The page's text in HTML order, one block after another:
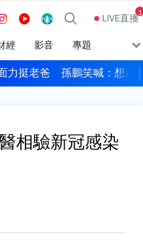
LIVE直播1
經 影音 專題
希均辭世 享耆壽90歲
相驗新冠感染